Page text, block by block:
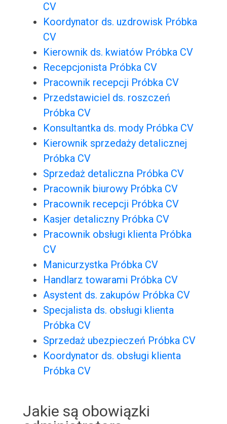
CV
Koordynator ds. uzdrowisk Próbka
CV
Kierownik ds. kwiatów Próbka CV
Recepcjonista Próbka CV
Pracownik recepcji Próbka CV
Przedstawiciel ds. roszczeń
Próbka CV
Konsultantka ds. mody Próbka CV
Kierownik sprzedaży detalicznej
Próbka CV
Sprzedaż detaliczna Próbka CV
Pracownik biurowy Próbka CV
Pracownik recepcji Próbka CV
Kasjer detaliczny Próbka CV
Pracownik obsługi klienta Próbka
CV
Manicurzystka Próbka CV
Handlarz towarami Próbka CV
Asystent ds. zakupów Próbka CV
Specjalista ds. obsługi klienta
Próbka CV
Sprzedaż ubezpieczeń Próbka CV
Koordynator ds. obsługi klienta
Próbka CV
Jakie są obowiązki